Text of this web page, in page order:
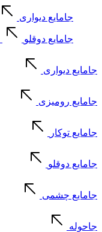
جامایع دیواری
جامایع دوقلو
جامایع دیواری
جامایع رومیزی
جامایع توکار
جامایع دوقلو
جامایع چشمی
جاحوله